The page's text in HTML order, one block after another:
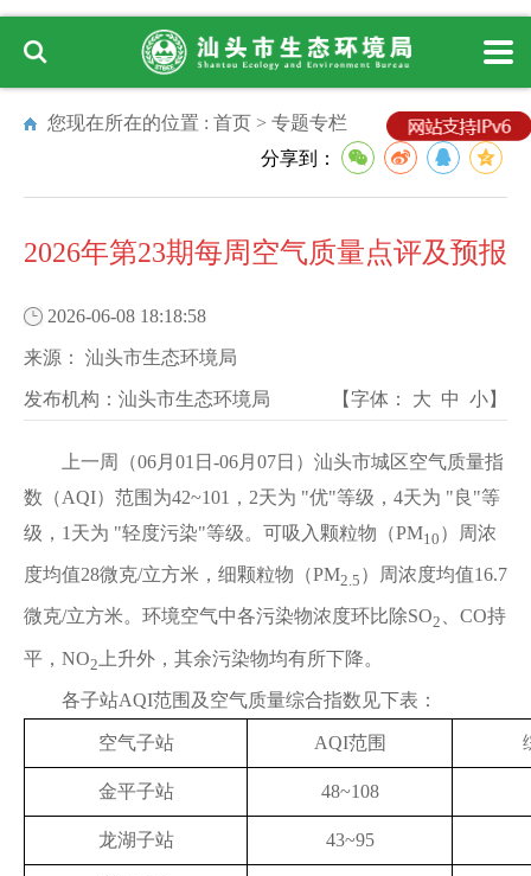
您现在所在的位置 : 首页 > 专题专栏
分享到：
2026年第23期每周空气质量点评及预报
2026-06-08 18:18:58
来源： 汕头市生态环境局
发布机构： 汕头市生态环境局 【字体： 大 中 小】
上一周（06月01日-06月07日）汕头市城区空气质量指
数（AQI）范围为42~101，2天为 "优"等级，4天为 "良"等
级，1天为 "轻度污染"等级。可吸入颗粒物（PM10 ）周浓
度均值28微克/立方米，细颗粒物（PM2.5 ）周浓度均值16.7
微克/立方米。环境空气中各污染物浓度环比除SO2 、CO持
平，NO2 上升外，其余污染物均有所下降。
各子站AQI范围及空气质量综合指数见下表：
空气子站 AQI范围
金平子站 48~108
龙湖子站 43~95